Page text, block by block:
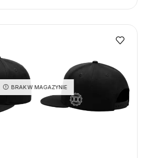
BRAK W MAGAZYNIE